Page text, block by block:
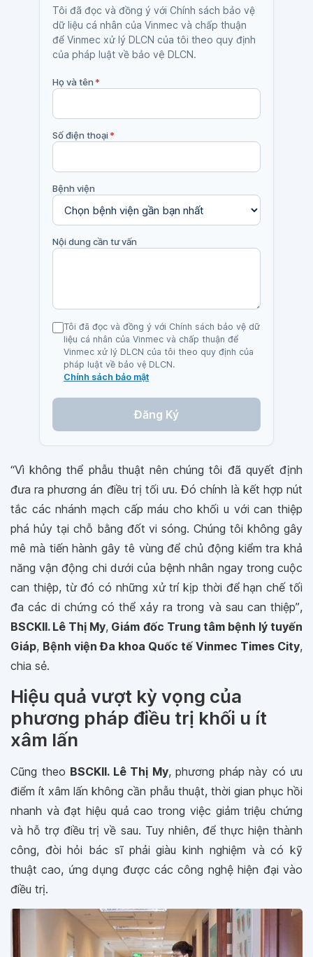
Tôi đã đọc và đồng ý với Chính sách bảo vệ
dữ liệu cá nhân của Vinmec và chấp thuận
để Vinmec xử lý DLCN của tôi theo quy định
của pháp luật về bảo vệ DLCN.
Họ và tên*
Số điện thoại*
Bệnh viện
Nội dung cần tư vấn
Tôi đã đọc và đồng ý với Chính sách bảo vệ dữ
liệu cá nhân của Vinmec và chấp thuận để
Vinmec xử lý DLCN của tôi theo quy định của
pháp luật về bảo vệ DLCN.
Chính sách bảo mật
Đăng Ký
“Vì không thể phẫu thuật nên chúng tôi đã quyết định
đưa ra phương án điều trị tối ưu. Đó chính là kết hợp nút
tắc các nhánh mạch cấp máu cho khối u với can thiệp
phá hủy tại chỗ bằng đốt vi sóng. Chúng tôi không gây
mê mà tiến hành gây tê vùng để chủ động kiểm tra khả
năng vận động chi dưới của bệnh nhân ngay trong cuộc
can thiệp, từ đó có những xử trí kịp thời để hạn chế tối
đa các di chứng có thể xảy ra trong và sau can thiệp”,
BSCKII. Lê Thị My, Giám đốc Trung tâm bệnh lý tuyến
Giáp, Bệnh viện Đa khoa Quốc tế Vinmec Times City,
chia sẻ.
Hiệu quả vượt kỳ vọng của
phương pháp điều trị khối u ít
xâm lấn
Cũng theo BSCKII. Lê Thị My, phương pháp này có ưu
điểm ít xâm lấn không cần phẫu thuật, thời gian phục hồi
nhanh và đạt hiệu quả cao trong việc giảm triệu chứng
và hỗ trợ điều trị về sau. Tuy nhiên, để thực hiện thành
công, đòi hỏi bác sĩ phải giàu kinh nghiệm và có kỹ
thuật cao, ứng dụng được các công nghệ hiện đại vào
điều trị.